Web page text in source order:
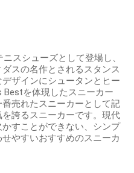
スシューズとして登場し、
スの名作とされるスタンス
ザインにシュータンとヒー
Bestを体現したスニーカー
売れたスニーカーとして記
誇るスニーカーです。現代
すことができない、シンプ
やすいおすすめのスニーカ